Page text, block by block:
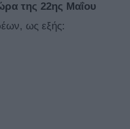
της 22ης Μαΐου
ως εξής: